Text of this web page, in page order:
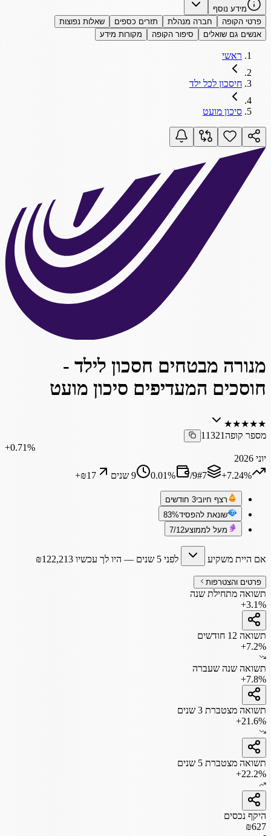
מידע נוסף
פרטי הקופה
חברה מנהלת תזרים כספים
שאלות נפוצות
אנשים גם שואלים
סיפור הקופה מקורות מידע
ראשי
חיסכון לכל ילד
סיכון מועט
מנורה מבטחים חסכון לילד -
חוסכים המעדיפים סיכון מועט
★
★
★
★
★
מספר קופה11321
‎+0.71%
יוני 2026
‎+7.24%
#7
/9
0.01% 9 שנים +₪17
רצף חיובי3 חודשים
שונאת להפסיד83%
מעל לממוצע7/12
אם היית משקיע לפני 5 שנים — היו לך עכשיו ₪122,213
פרטים והצטרפות
תשואה מתחילת שנה
+3.1%
תשואה 12 חודשים
+7.2%
תשואה שנה שעברה
+7.8%
תשואה מצטברת 3 שנים
+21.6%
תשואה מצטברת 5 שנים
+22.2%
היקף נכסים
₪627